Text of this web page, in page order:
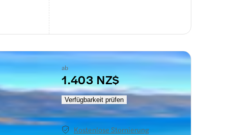
ab
1.403 NZ$
Verfügbarkeit prüfen
Kostenlose Stornierung